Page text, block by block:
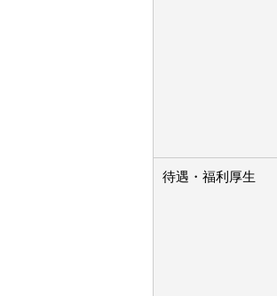
待遇・福利厚生